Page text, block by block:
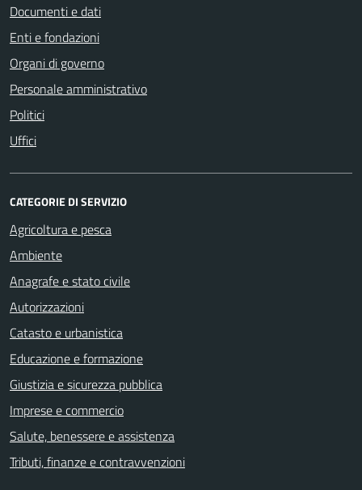
Documenti e dati
Enti e fondazioni
Organi di governo
Personale amministrativo
Politici
Uffici
CATEGORIE DI SERVIZIO
Agricoltura e pesca
Ambiente
Anagrafe e stato civile
Autorizzazioni
Catasto e urbanistica
Educazione e formazione
Giustizia e sicurezza pubblica
Imprese e commercio
Salute, benessere e assistenza
Tributi, finanze e contravvenzioni